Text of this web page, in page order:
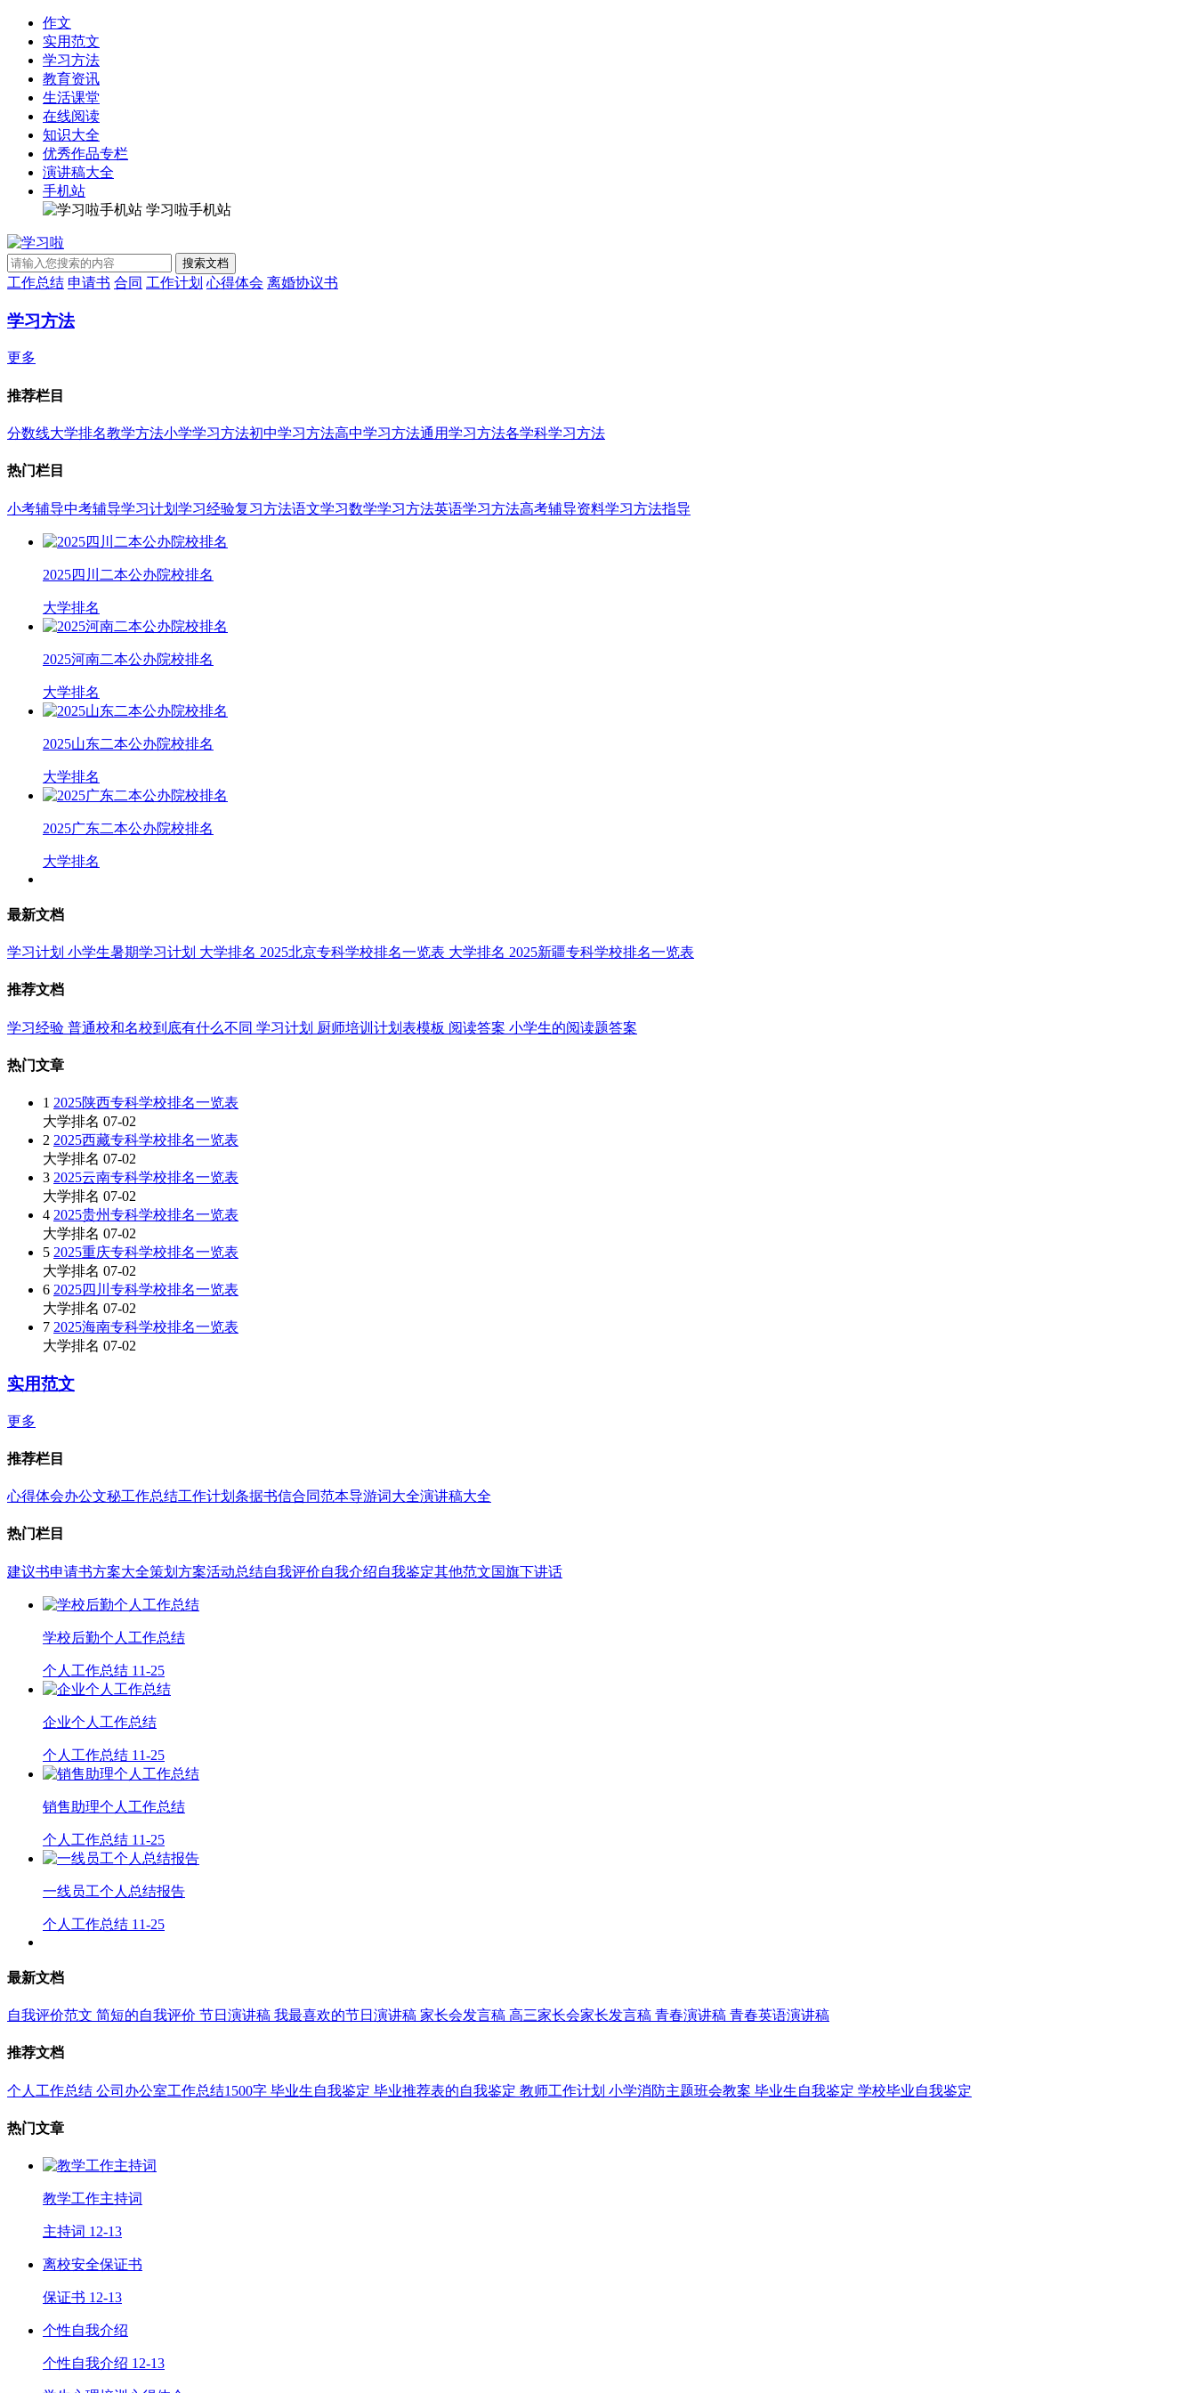
作文
实用范文
学习方法
教育资讯
生活课堂
在线阅读
知识大全
优秀作品专栏
演讲稿大全
手机站
学习啦手机站
工作总结 申请书 合同 工作计划 心得体会 离婚协议书
学习方法
更多
推荐栏目
分数线大学排名教学方法小学学习方法初中学习方法高中学习方法通用学习方法各学科学习方法
热门栏目
小考辅导中考辅导学习计划 学习经验复习方法语文学习数学学习方法英语学习方法高考辅导资料学习方法指导
2025四川二本公办院校排名
大学排名
2025河南二本公办院校排名
大学排名
2025山东二本公办院校排名
大学排名
2025广东二本公办院校排名
大学排名
最新文档
学习计划 小学生暑期学习计划 大学排名 2025北京专科学校排名一览表 大学排名 2025新疆专科学校排名一览表
推荐文档
学习经验 普通校和名校到底有什么不同 学习计划 厨师培训计划表模板 阅读答案 小学生的阅读题答案
热门文章
1 2025陕西专科学校排名一览表
大学排名 07-02
2 2025西藏专科学校排名一览表
大学排名 07-02
3 2025云南专科学校排名一览表
大学排名 07-02
4 2025贵州专科学校排名一览表
大学排名 07-02
5 2025重庆专科学校排名一览表
大学排名 07-02
6 2025四川专科学校排名一览表
大学排名 07-02
7 2025海南专科学校排名一览表
大学排名 07-02
实用范文
更多
推荐栏目
心得体会办公文秘工作总结工作计划 条据书信合同范本导游词大全演讲稿大全
热门栏目
建议书申请书方案大全策划方案活动总结自我评价自我介绍自我鉴定其他范文国旗下讲话
学校后勤个人工作总结
个人工作总结 11-25
企业个人工作总结
个人工作总结 11-25
销售助理个人工作总结
个人工作总结 11-25
一线员工个人总结报告
个人工作总结 11-25
最新文档
自我评价范文 简短的自我评价 节日演讲稿 我最喜欢的节日演讲稿 家长会发言稿 高三家长会家长发言稿 青春演讲稿 青春英语演讲稿
推荐文档
个人工作总结 公司办公室工作总结1500字 毕业生自我鉴定 毕业推荐表的自我鉴定 教师工作计划 小学消防主题班会教案 毕业生自我鉴定 学校毕业自我鉴定
热门文章
教学工作主持词
主持词 12-13
离校安全保证书
保证书 12-13
个性自我介绍
个性自我介绍 12-13